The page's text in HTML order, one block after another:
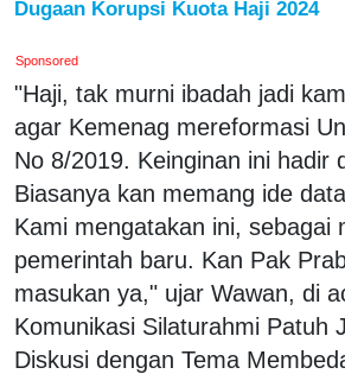
Dugaan Korupsi Kuota Haji 2024
Sponsored
"Haji, tak murni ibadah jadi
agar Kemenag mereformasi
No 8/2019. Keinginan ini hadir
Biasanya kan memang ide
Kami mengatakan ini, sebagai
pemerintah baru. Kan Pak
masukan ya," ujar Wawan, di
Komunikasi Silaturahmi Patuh
Diskusi dengan Tema